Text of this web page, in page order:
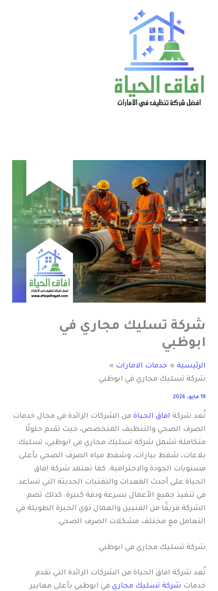
شركة تسليك مجاري في
ابوظبي
الرئيسية
خدمات الامارات
شركة تسليك مجاري في ابوظبي
19 مايو، 2026
تُعد شركة افاق الحياة من الشركات الرائدة في مجال خدمات
الصرف الصحي والتنظيف المتخصص، حيث تقدم حلولًا
متكاملة تشمل شركة تسليك مجاري في ابوظبي، تسليك
بلاعات، شفط بيارات، وشفط مياه الصرف الصحي بأعلى
مستويات الجودة والاحترافية. كما تعتمد شركة افاق
الحياة على أحدث المعدات والتقنيات الحديثة التي تساعد
في تنفيذ جميع الأعمال بسرعة ودقة كبيرة. كذلك تضم
الشركة فريقًا من الفنيين والعمال ذوي الخبرة الطويلة في
التعامل مع مختلف مشكلات الصرف الصحي.
شركة تسليك مجاري في ابوظبي
تُعد شركة افاق الحياة من الشركات الرائدة التي تقدم
خدمات شركة تسليك مجاري في ابوظبي بأعلى معايير